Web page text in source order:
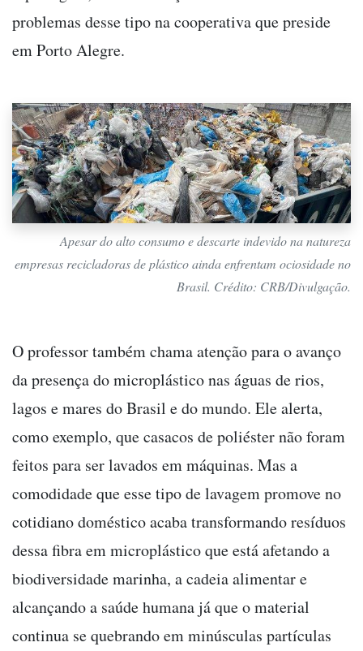
problemas desse tipo na cooperativa que preside
em Porto Alegre.
Apesar do alto consumo e descarte indevido na natureza
empresas recicladoras de plástico ainda enfrentam ociosidade no
Brasil. Crédito: CRB/Divulgação.
O professor também chama atenção para o avanço
da presença do microplástico nas águas de rios,
lagos e mares do Brasil e do mundo. Ele alerta,
como exemplo, que casacos de poliéster não foram
feitos para ser lavados em máquinas. Mas a
comodidade que esse tipo de lavagem promove no
cotidiano doméstico acaba transformando resíduos
dessa fibra em microplástico que está afetando a
biodiversidade marinha, a cadeia alimentar e
alcançando a saúde humana já que o material
continua se quebrando em minúsculas partículas